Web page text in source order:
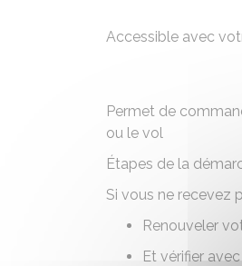
Accessible avec
Permet de
ou le vol
Étapes de la
Si vous ne recevez
Renouveler
Et vérifier